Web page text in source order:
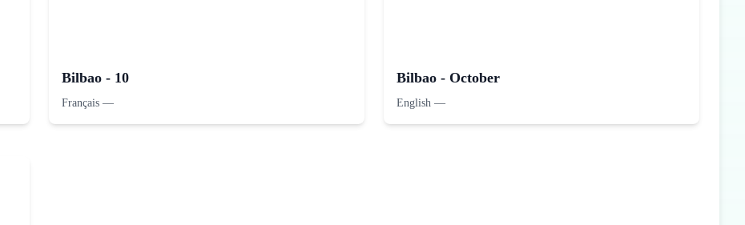
Bilbao - 10
Français —
Bilbao - October
English —